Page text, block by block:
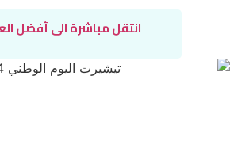
انتقل مباشرة الى أفضل